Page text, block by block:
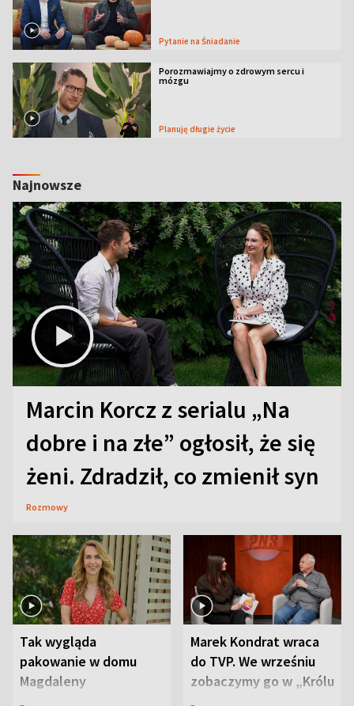
Pytanie na Śniadanie
Porozmawiajmy o zdrowym sercu i
mózgu
Planuję długie życie
Najnowsze
Marcin Korcz z serialu „Na
dobre i na złe” ogłosił, że się
żeni. Zdradził, co zmienił syn
Rozmowy
Tak wygląda
pakowanie w domu
Magdaleny
Waligórskiej-Lisieckiej.
Marek Kondrat wraca
do TVP. We wrześniu
zobaczymy go w „Królu
Maciusiu I”